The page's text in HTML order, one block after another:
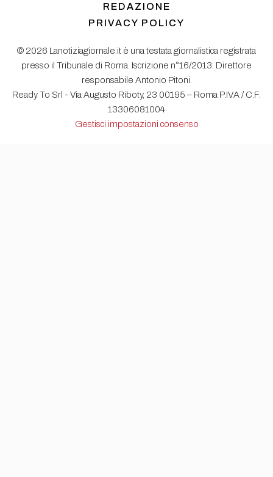
REDAZIONE
PRIVACY POLICY
© 2026 Lanotiziagiornale.it è una testata giornalistica registrata
presso il Tribunale di Roma. Iscrizione n°16/2013. Direttore
responsabile Antonio Pitoni.
Ready To Srl - Via Augusto Riboty, 23 00195 – Roma P.IVA / C.F.
13306081004
Gestisci impostazioni consenso